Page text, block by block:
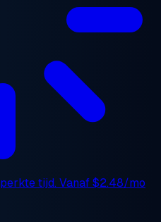
tijd. Vanaf$2.48/mo